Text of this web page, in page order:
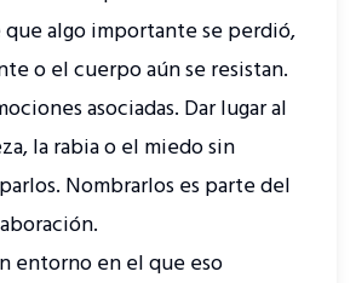
algo importante se perdió,
o el cuerpo aún se resistan.
asociadas. Dar lugar al
la rabia o el miedo sin
Nombrarlos es parte del
entorno en el que eso